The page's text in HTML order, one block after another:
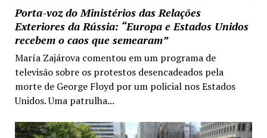
Porta-voz do Ministérios das Relações
Exteriores da Rússia: “Europa e Estados Unidos
recebem o caos que semearam”
María Zajárova comentou em um programa de
televisão sobre os protestos desencadeados pela
morte de George Floyd por um policial nos Estados
Unidos. Uma patrulha...